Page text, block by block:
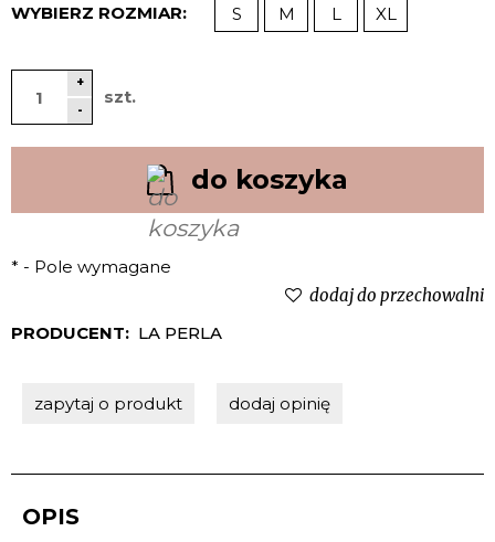
WYBIERZ ROZMIAR: S M L XL
+
-
szt.
do koszyka
* - Pole wymagane
dodaj do przechowalni
PRODUCENT: LA PERLA
zapytaj o produkt dodaj opinię
OPIS